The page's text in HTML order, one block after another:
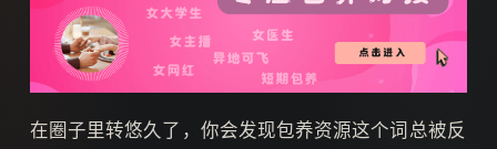
在圈子里转悠久了，你会发现包养资源这个词总被反